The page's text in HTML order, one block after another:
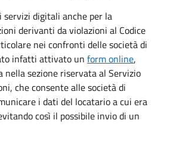
digitali anche per la
derivanti da violazioni al Codice
nei confronti delle società di
infatti attivato un form online,
nella sezione riservata al Servizio
che consente alle società di
i dati del locatario a cui era
così il possibile invio di un